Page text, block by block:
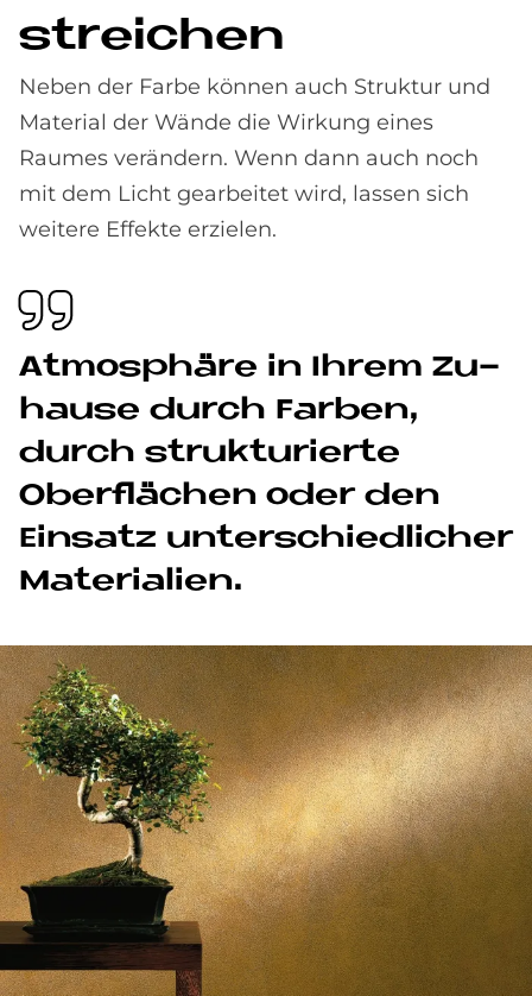
strei­chen
Neben der Farbe können auch Struktur und
Material der Wände die Wirkung eines
Raumes verändern. Wenn dann auch noch
mit dem Licht gearbeitet wird, lassen sich
weitere Effekte erzielen.
At­mo­sphä­re in Ih­rem Zu­
hau­se durch Far­ben,
durch struk­tu­rier­te
Ober­flä­chen oder den
Ein­sa­tz un­ter­schied­li­cher
Ma­te­ria­li­en.